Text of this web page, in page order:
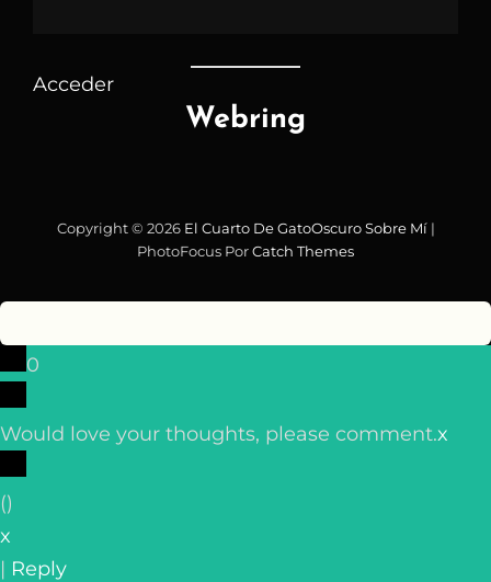
Acceder
Webring
Copyright © 2026 El Cuarto De GatoOscuro Sobre Mí|
PhotoFocus PorCatch Themes
0
Would love your thoughts, please comment.x
()
x
| Reply